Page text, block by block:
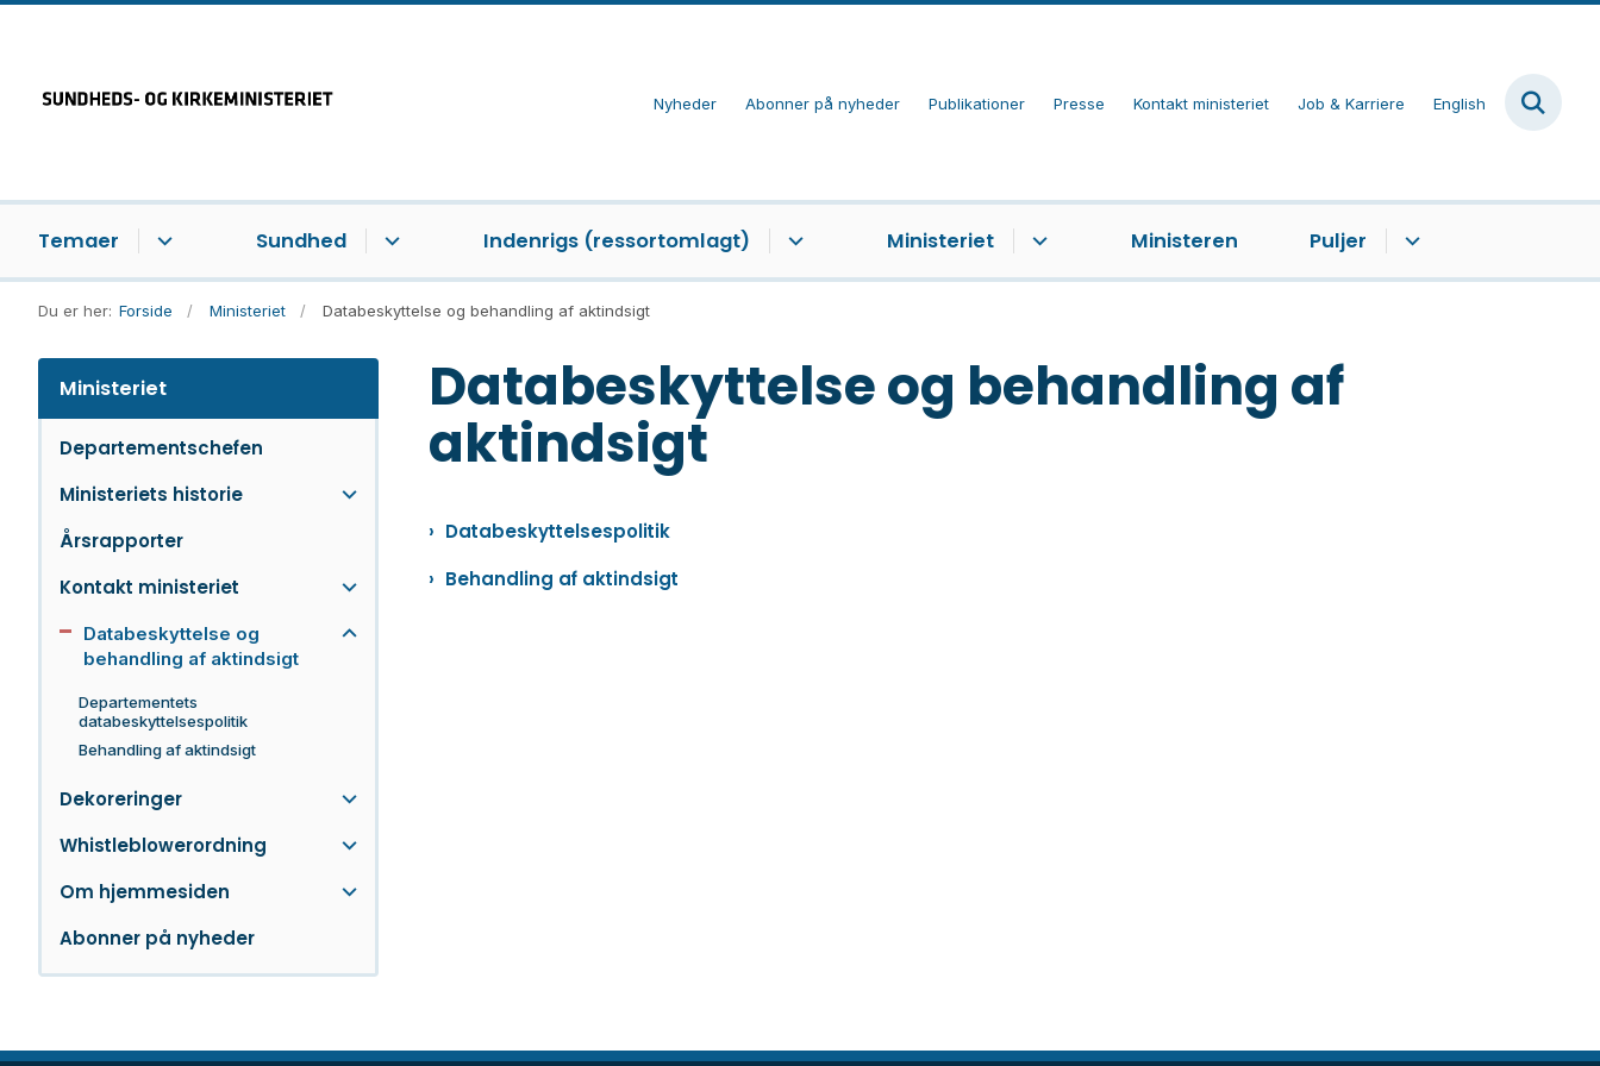
Nyheder Abonner på nyheder Publikationer Presse Kontakt ministeriet Job & Karriere English
Temaer Sundhed Indenrigs (ressortomlagt) Ministeriet Ministeren Puljer
Du er her: Forside Ministeriet Databeskyttelse og behandling af aktindsigt
Ministeriet
Departementschefen
Ministeriets historie
Årsrapporter
Kontakt ministeriet
Databeskyttelse og
behandling af aktindsigt
Departementets
databeskyttelsespolitik
Behandling af aktindsigt
Dekoreringer
Whistleblowerordning
Om hjemmesiden
Abonner på nyheder
Databeskyttelse og behandling af
aktindsigt
Databeskyttelsespolitik
Behandling af aktindsigt